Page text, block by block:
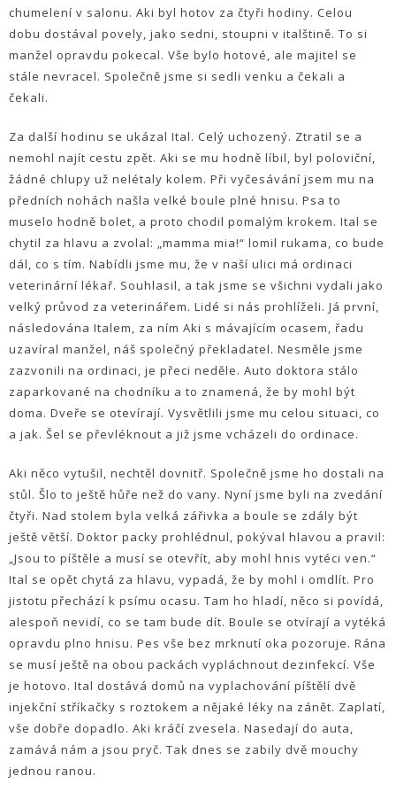
chumelení v salonu. Aki byl hotov za čtyři hodiny. Celou
dobu dostával povely, jako sedni, stoupni v italštině. To si
manžel opravdu pokecal. Vše bylo hotové, ale majitel se
stále nevracel. Společně jsme si sedli venku a čekali a
čekali.
Za další hodinu se ukázal Ital. Celý uchozený. Ztratil se a
nemohl najít cestu zpět. Aki se mu hodně líbil, byl poloviční,
žádné chlupy už nelétaly kolem. Při vyčesávání jsem mu na
předních nohách našla velké boule plné hnisu. Psa to
muselo hodně bolet, a proto chodil pomalým krokem. Ital se
chytil za hlavu a zvolal: „mamma mia!“ lomil rukama, co bude
dál, co s tím. Nabídli jsme mu, že v naší ulici má ordinaci
veterinární lékař. Souhlasil, a tak jsme se všichni vydali jako
velký průvod za veterinářem. Lidé si nás prohlíželi. Já první,
následována Italem, za ním Aki s mávajícím ocasem, řadu
uzavíral manžel, náš společný překladatel. Nesměle jsme
zazvonili na ordinaci, je přeci neděle. Auto doktora stálo
zaparkované na chodníku a to znamená, že by mohl být
doma. Dveře se otevírají. Vysvětlili jsme mu celou situaci, co
a jak. Šel se převléknout a již jsme vcházeli do ordinace.
Aki něco vytušil, nechtěl dovnitř. Společně jsme ho dostali na
stůl. Šlo to ještě hůře než do vany. Nyní jsme byli na zvedání
čtyři. Nad stolem byla velká zářivka a boule se zdály být
ještě větší. Doktor packy prohlédnul, pokýval hlavou a pravil:
„Jsou to píštěle a musí se otevřít, aby mohl hnis vytéci ven.“
Ital se opět chytá za hlavu, vypadá, že by mohl i omdlít. Pro
jistotu přechází k psímu ocasu. Tam ho hladí, něco si povídá,
alespoň nevidí, co se tam bude dít. Boule se otvírají a vytéká
opravdu plno hnisu. Pes vše bez mrknutí oka pozoruje. Rána
se musí ještě na obou packách vypláchnout dezinfekcí. Vše
je hotovo. Ital dostává domů na vyplachování píštělí dvě
injekční stříkačky s roztokem a nějaké léky na zánět. Zaplatí,
vše dobře dopadlo. Aki kráčí zvesela. Nasedají do auta,
zamává nám a jsou pryč. Tak dnes se zabily dvě mouchy
jednou ranou.